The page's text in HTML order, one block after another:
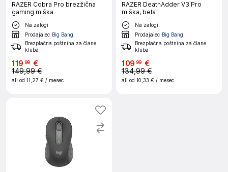
RAZER Cobra Pro brezžična
gaming miška
Na zalogi
Prodajalec Big Bang
Brezplačna poštnina za člane
kluba
119 99 €
149,99 €
ali od 11,27 € / mesec
RAZER DeathAdder V3 Pro
miška, bela
Na zalogi
Prodajalec Big Bang
Brezplačna poštnina za člane
kluba
109 99 €
134,99 €
ali od 10,33 € / mesec